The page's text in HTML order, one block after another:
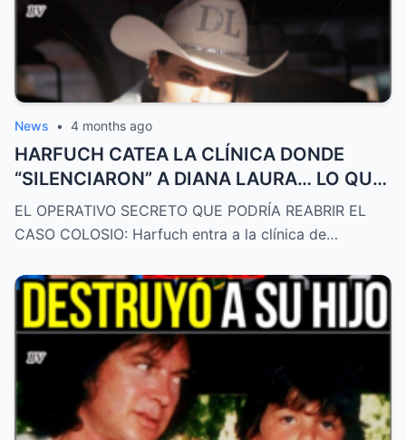
News • 4 months ago
HARFUCH CATEA LA CLÍNICA DONDE
“SILENCIARON” A DIANA LAURA… LO QUE
DESCUBRIÓ ES ATROZ
EL OPERATIVO SECRETO QUE PODRÍA REABRIR EL
CASO COLOSIO: Harfuch entra a la clínica de…